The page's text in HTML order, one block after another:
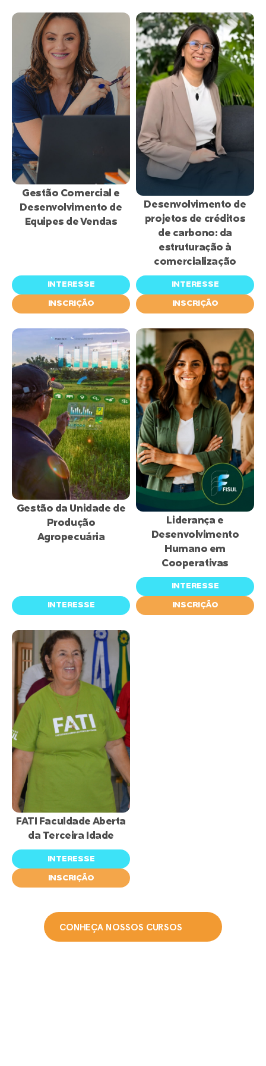
inscrições
abertas
Gestão Comercial e
Desenvolvimento de
Equipes de Vendas
INTERESSE
INSCRIÇÃO
Desenvolvimento de
projetos de créditos
de carbono: da
estruturação à
comercialização
INTERESSE
INSCRIÇÃO
Gestão da Unidade de
Produção
Agropecuária
INTERESSE
inscrições
abertas
Liderança e
Desenvolvimento
Humano em
Cooperativas
INTERESSE
INSCRIÇÃO
inscrições
abertas
FATI Faculdade Aberta
da Terceira Idade
INTERESSE
INSCRIÇÃO
CONHEÇA NOSSOS CURSOS